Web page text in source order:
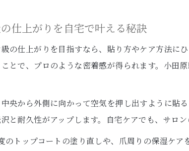
仕上がりを自宅で叶える秘訣
の仕上がりを目指すなら、貼り方やケア方法に
とで、プロのような密着感が得られます。小田
央から外側に向かって空気を押し出すように貼
と耐久性がアップします。自宅ケアでも、サロ
のトップコートの塗り直しや、爪周りの保湿ケ